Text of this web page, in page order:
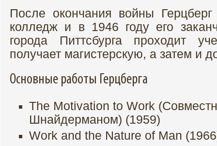
После окончания войны
колледж и в 1946 году его
города Питтсбурга проходит
получает магистерскую, а затем и
Основные работы Герцберга
The Motivation to Work
Шнайдерманом) (1959)
Work and the Nature of Man